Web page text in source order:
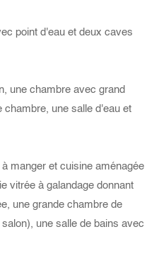
point d'eau et deux caves
une chambre avec grand
chambre, une salle d'eau et
manger et cuisine aménagée
vitrée à galandage donnant
une grande chambre de
une salle de bains avec